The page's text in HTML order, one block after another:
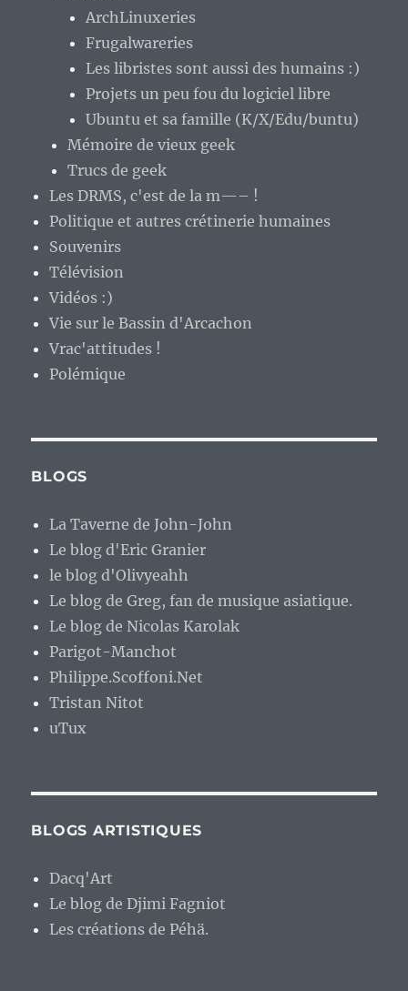
ArchLinuxeries
Frugalwareries
Les libristes sont aussi des humains :)
Projets un peu fou du logiciel libre
Ubuntu et sa famille (K/X/Edu/buntu)
Mémoire de vieux geek
Trucs de geek
Les DRMS, c'est de la m—– !
Politique et autres crétinerie humaines
Souvenirs
Télévision
Vidéos :)
Vie sur le Bassin d'Arcachon
Vrac'attitudes !
Polémique
BLOGS
La Taverne de John-John
Le blog d'Eric Granier
le blog d'Olivyeahh
Le blog de Greg, fan de musique asiatique.
Le blog de Nicolas Karolak
Parigot-Manchot
Philippe.Scoffoni.Net
Tristan Nitot
uTux
BLOGS ARTISTIQUES
Dacq'Art
Le blog de Djimi Fagniot
Les créations de Péhä.